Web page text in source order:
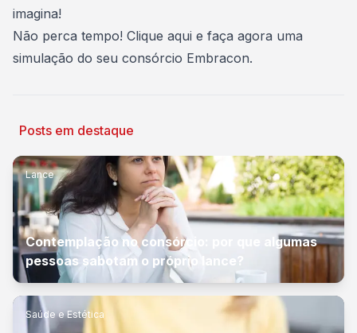
imagina!
Não perca tempo! Clique aqui e faça agora uma
simulação do seu consórcio Embracon.
Posts em destaque
Lance
Contemplação no consórcio: por que algumas
pessoas sabotam o próprio lance?
Saúde e Estética